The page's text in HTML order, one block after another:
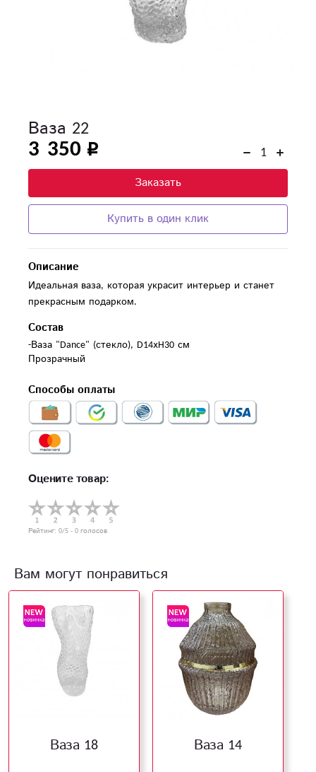
Ваза 22
3 350
Заказать
Купить в один клик
Описание
Идеальная ваза, которая украсит интерьер и станет
прекрасным подарком.
Состав
-Ваза "Dance" (стекло), D14хH30 см
Прозрачный
Способы оплаты
Оцените товар:
Рейтинг: 0/5 - 0 голосов
Вам могут понравиться
Ваза 18 Ваза 14